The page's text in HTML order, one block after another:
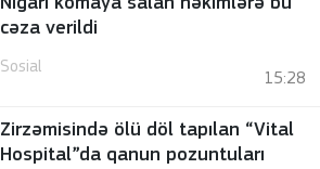
cəza verildi
Sosial
15:28
Zirzəmisində ölü döl tapılan “Vital
Hospital”da qanun pozuntuları